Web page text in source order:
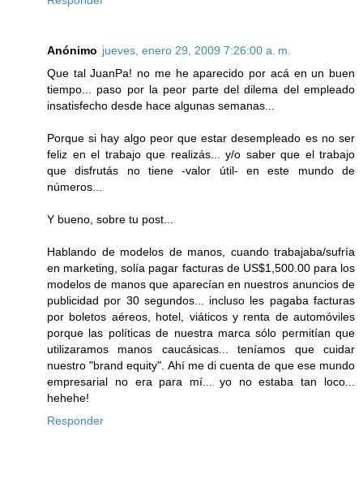
Anónimo jueves, enero 29, 2009 7:26:00 a. m.
Que tal JuanPa! no me he aparecido por acá en un buen
tiempo... paso por la peor parte del dilema del empleado
insatisfecho desde hace algunas semanas...
Porque si hay algo peor que estar desempleado es no ser
feliz en el trabajo que realizás... y/o saber que el trabajo
que disfrutás no tiene -valor útil- en este mundo de
números...
Y bueno, sobre tu post...
Hablando de modelos de manos, cuando trabajaba/sufría
en marketing, solía pagar facturas de US$1,500.00 para los
modelos de manos que aparecían en nuestros anuncios de
publicidad por 30 segundos... incluso les pagaba facturas
por boletos aéreos, hotel, viáticos y renta de automóviles
porque las políticas de nuestra marca sólo permitían que
utilizaramos manos caucásicas... teníamos que cuidar
nuestro "brand equity". Ahí me di cuenta de que ese mundo
empresarial no era para mí... yo no estaba tan loco...
hehehe!
Responder